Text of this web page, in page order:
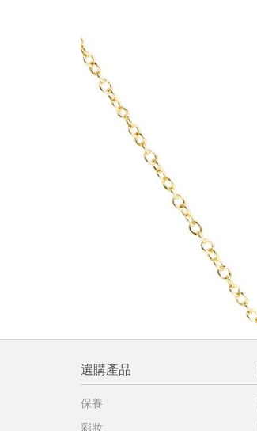
選購產品
保養
彩妝